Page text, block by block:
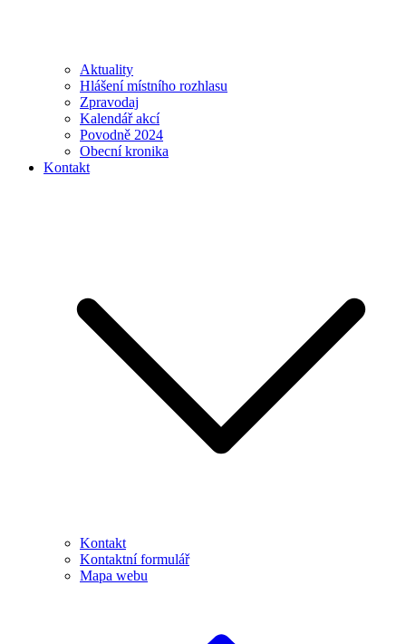
Aktuality
Hlášení místního rozhlasu
Zpravodaj
Kalendář akcí
Povodně 2024
Obecní kronika
Kontakt
Kontakt
Kontaktní formulář
Mapa webu